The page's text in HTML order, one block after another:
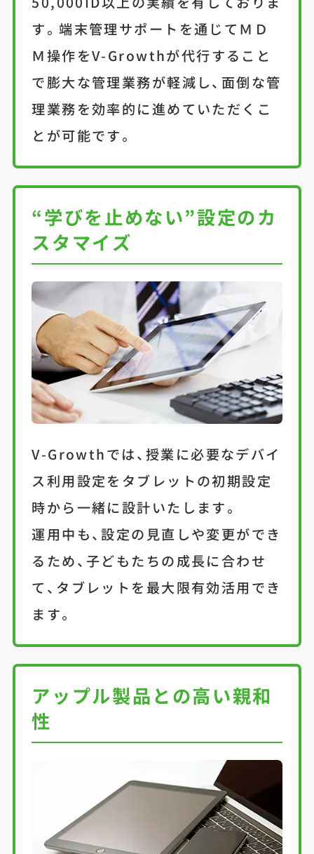
す。端末管理サポートを通じてＭＤ
Ｍ操作をV-Growthが代行すること
で膨大な管理業務が軽減し、面倒な管
理業務を効率的に進めていただくこ
とが可能です。
“学びを止めない”設定のカ
スタマイズ
V-Growthでは、授業に必要なデバイ
ス利用設定をタブレットの初期設定
時から一緒に設計いたします。
運用中も、設定の見直しや変更ができ
るため、子どもたちの成長に合わせ
て、タブレットを最大限有効活用でき
ます。
アップル製品との高い親和
性